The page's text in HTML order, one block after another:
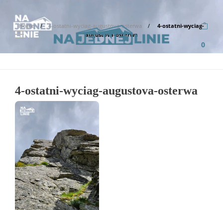
0
Home 4-ostatni-wyciag-augustova-osterwa
4-ostatni-wyciag-
augustova-osterwa
4-ostatni-wyciag-augustova-osterwa